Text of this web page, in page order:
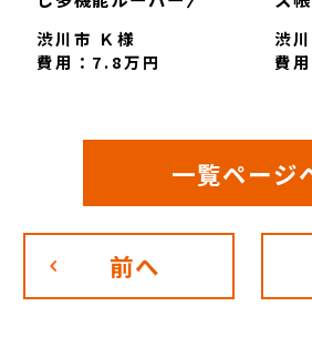
渋川市 Ｋ様
費用：7.8万円
渋
費
前へ
一覧ページ